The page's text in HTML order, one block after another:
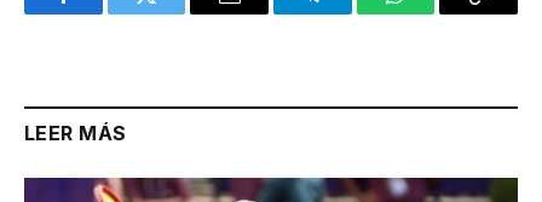
FacebookTwitter Email TelegramWhatsAppCopy
LEER MÁS